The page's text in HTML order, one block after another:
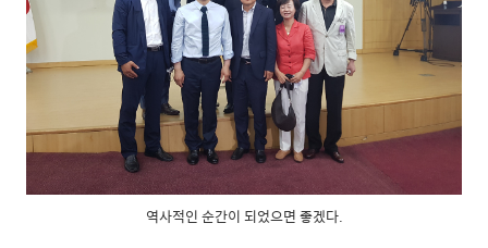
역사적인 순간이 되었으면 좋겠다.